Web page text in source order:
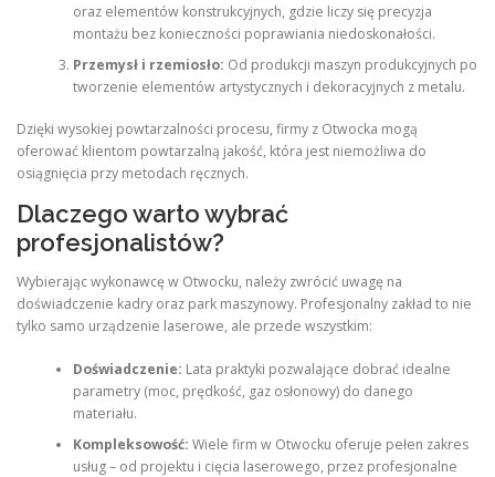
oraz elementów konstrukcyjnych, gdzie liczy się precyzja
montażu bez konieczności poprawiania niedoskonałości.
Przemysł i rzemiosło: Od produkcji maszyn produkcyjnych po
tworzenie elementów artystycznych i dekoracyjnych z metalu.
Dzięki wysokiej powtarzalności procesu, firmy z Otwocka mogą
oferować klientom powtarzalną jakość, która jest niemożliwa do
osiągnięcia przy metodach ręcznych.
Dlaczego warto wybrać
profesjonalistów?
Wybierając wykonawcę w Otwocku, należy zwrócić uwagę na
doświadczenie kadry oraz park maszynowy. Profesjonalny zakład to nie
tylko samo urządzenie laserowe, ale przede wszystkim:
Doświadczenie: Lata praktyki pozwalające dobrać idealne
parametry (moc, prędkość, gaz osłonowy) do danego
materiału.
Kompleksowość: Wiele firm w Otwocku oferuje pełen zakres
usług – od projektu i cięcia laserowego, przez profesjonalne